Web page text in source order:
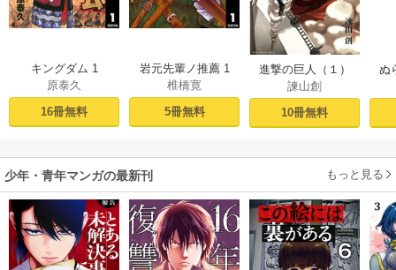
キングダム 1
原泰久
16冊無料
岩元先輩ノ推薦 1
椎橋寛
5冊無料
進撃の巨人（１）
諫山創
10冊無料
ぬ
少年・青年マンガの最新刊 もっと見る